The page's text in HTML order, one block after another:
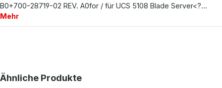
B0+700-28719-02 REV. A0for / für UCS 5108 Blade Server<?…
Mehr
Produktgalerie überspringen
Ähnliche Produkte